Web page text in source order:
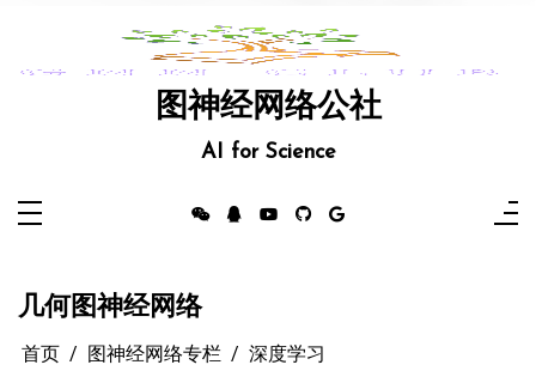
图神经网络公社
AI for Science
几何图神经网络
首页 图神经网络专栏 深度学习